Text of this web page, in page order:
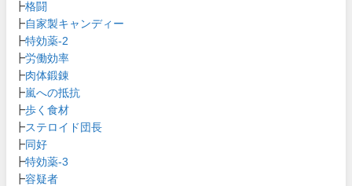
┣格闘
┣自家製キャンディー
┣特効薬-2
┣労働効率
┣肉体鍛錬
┣嵐への抵抗
┣歩く食材
┣ステロイド団長
┣ 同好
┣特効薬-3
┣容疑者